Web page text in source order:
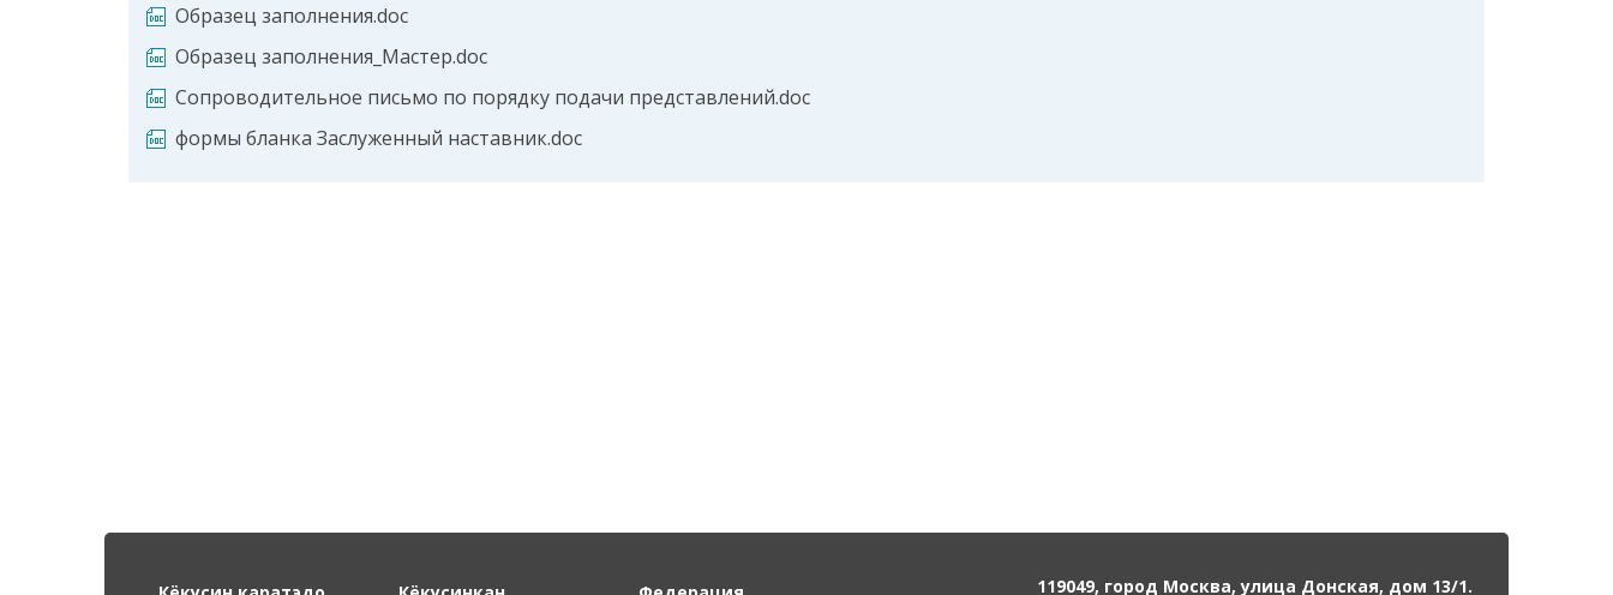
Образец заполнения.doc
Образец заполнения_Мастер.doc
Сопроводительное письмо по порядку подачи представлений.doc
формы бланка Заслуженный наставник.doc
119049, город Москва, улица Донская, дом 13/1.